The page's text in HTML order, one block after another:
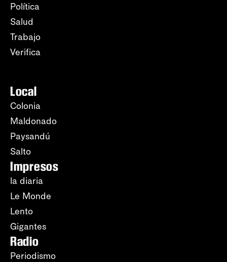
Política
Salud
Trabajo
Verifica
Local
Colonia
Maldonado
Paysandú
Salto
Impresos
la diaria
Le Monde
Lento
Gigantes
Radio
Periodismo